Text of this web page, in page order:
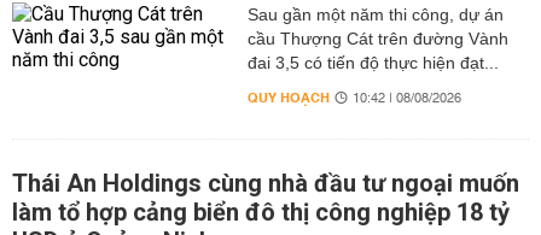
Sau gần một năm thi công, dự án
cầu Thượng Cát trên đường Vành
đai 3,5 có tiến độ thực hiện đạt...
QUY HOẠCH 10:42 | 08/08/2026
Thái An Holdings cùng nhà đầu tư ngoại muốn
làm tổ hợp cảng biển đô thị công nghiệp 18 tỷ